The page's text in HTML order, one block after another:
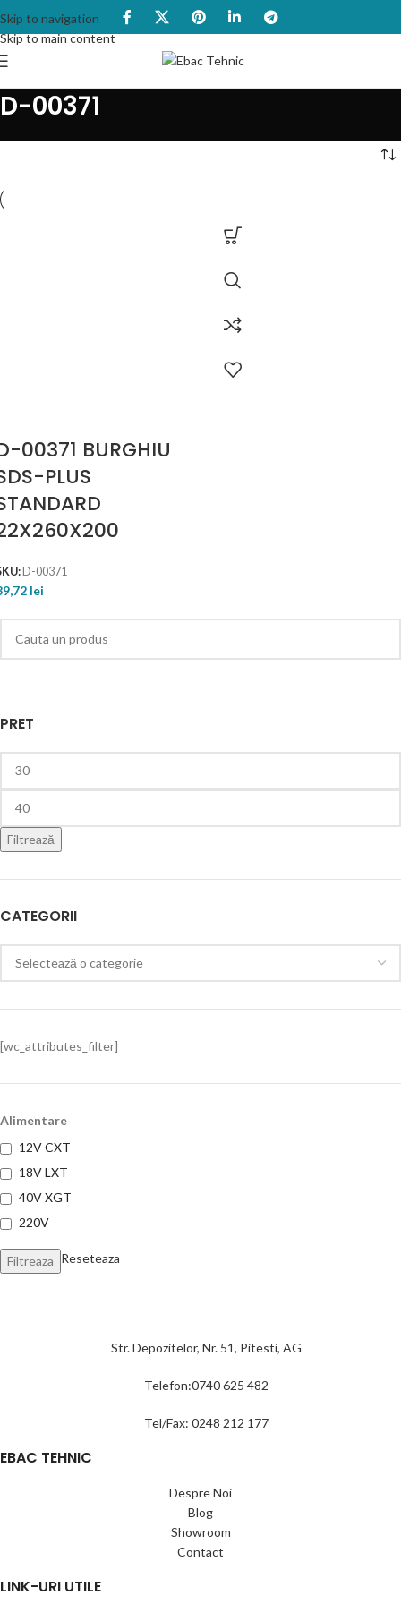
Skip to navigation
Skip to main content
D-00371
PRET
Filtrează
CATEGORII
[wc_attributes_filter]
Alimentare
12V CXT
18V LXT
40V XGT
220V
Filtreaza Reseteaza
00371 BURGHIU
PLUS
D-00371
lei
Str. Depozitelor, Nr. 51, Pitesti, AG
Telefon:0740 625 482
Tel/Fax: 0248 212 177
EBAC TEHNIC
Despre Noi
Blog
Showroom
Contact
LINK-URI UTILE